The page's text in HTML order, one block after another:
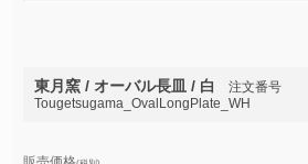
東月窯 / オーバル長皿 / 白
注文番号
Tougetsugama_OvalLongPlate_WH